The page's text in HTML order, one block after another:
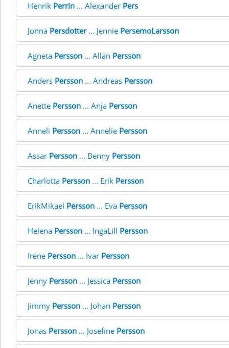
Henrik Perrin ... Alexander Pers
Jonna Persdotter... Jennie PersemoLarsson
Agneta Persson ... Allan Persson
Anders Persson ... Andreas Persson
Anette Persson ... Anja Persson
Anneli Persson ... Annelie Persson
Assar Persson ... Benny Persson
Charlotta Persson ... Erik Persson
ErikMikael Persson ... Eva Persson
Helena Persson ... IngaLill Persson
Irene Persson ... Ivar Persson
Jenny Persson ... Jessica Persson
Jimmy Persson ... Johan Persson
Jonas Persson ... Josefine Persson